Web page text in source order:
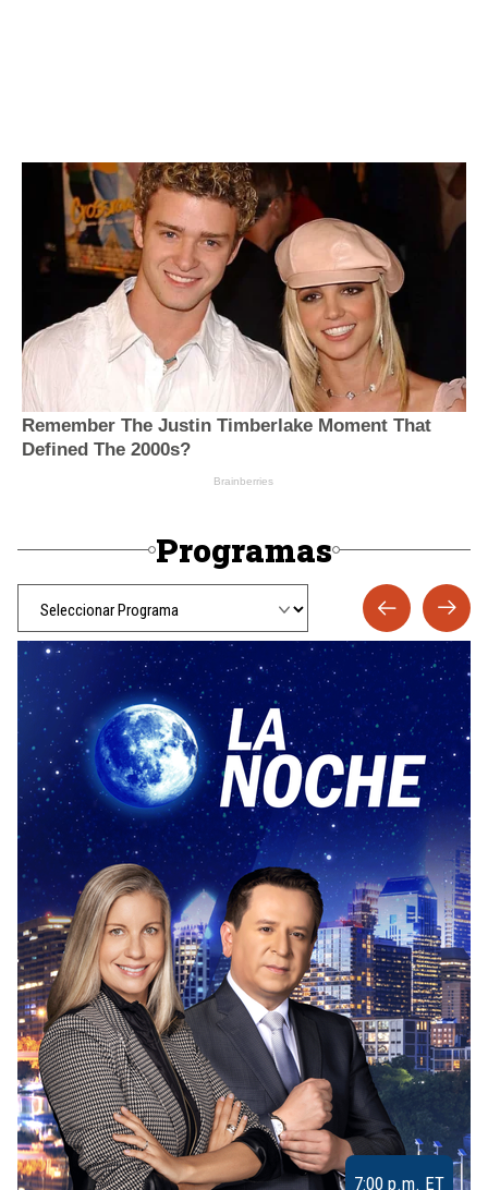
Programas
7:00 p.m. ET